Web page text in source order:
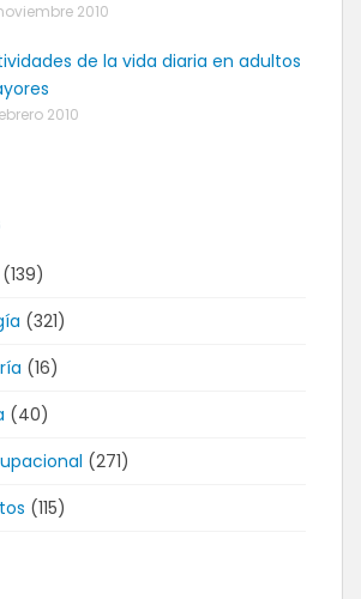
2010
de la vida diaria en adultos
2010
(139)
(321)
(16)
(40)
(271)
(115)